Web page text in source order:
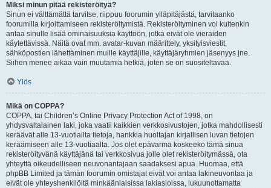
Miksi minun pitää rekisteröityä?
Sinun ei välttämättä tarvitse, riippuu foorumin ylläpitäjästä, tarvitaanko
foorumilla kirjoittamiseen rekisteröitymistä. Rekisteröityminen voi kuitenkin
antaa sinulle lisää ominaisuuksia käyttöön, jotka eivät ole vieraiden
käytettävissä. Näitä ovat mm. avatar-kuvan määrittely, yksityisviestit,
sähköpostien lähettäminen muille käyttäjille, käyttäjäryhmien jäsenyys jne.
Siihen menee aikaa vain muutamia hetkiä, joten se on suositeltavaa.
Ylös
Mikä on COPPA?
COPPA, tai Children’s Online Privacy Protection Act of 1998, on
yhdysvaltalainen laki, joka vaatii kaikkien verkkosivustojen, jotka mahdollisesti
keräävät alle 13-vuotiailta tietoja, hankkia huoltajan kirjallisen luvan tietojen
keräämiseen alle 13-vuotiaalta. Jos olet epävarma koskeeko tämä sinua
rekisteröityvänä käyttäjänä tai verkkosivua jolle olet rekisteröitymässä, ota
yhteyttä oikeudelliseen neuvonantajaan saadaksesi apua. Huomaa, että
phpBB Limited ja tämän foorumin omistajat eivät voi antaa lakineuvontaa ja
eivät ole yhteyshenkilöitä minkäänlaisissa lakiasioissa, lukuunottamatta